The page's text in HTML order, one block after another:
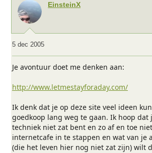
EinsteinX
5 dec 2005
Je avontuur doet me denken aan:
http://www.letmestayforaday.com/
Ik denk dat je op deze site veel ideen
goedkoop lang weg te gaan. Ik hoop dat
techniek niet zat bent en zo af en toe
internetcafe in te stappen en wat van je
(die het leven hier nog niet zat zijn) wilt